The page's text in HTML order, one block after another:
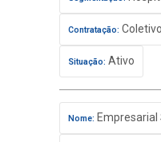
Contratação:
Situação: Ativo
Nome: